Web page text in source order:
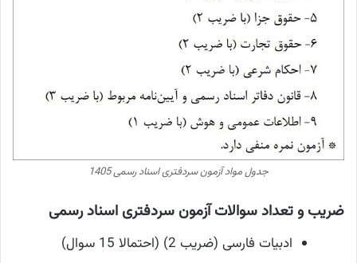
جدول مواد آزمون سردفتری اسناد رسمی 1405
ضریب و تعداد سوالات آزمون سردفتری اسناد رسمی
ادبیات فارسی (ضریب 2) (احتمالا 15 سوال)